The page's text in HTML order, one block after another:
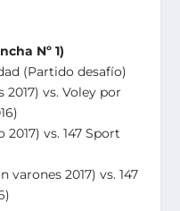
Nº 1)
(Partido desafío)
vs. Voley por
vs. 147 Sport
2017) vs. 147